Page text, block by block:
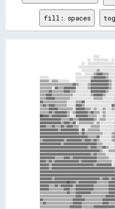
fill: spaces
░░
░░░░░░
▒▒▒▒▒▒░░▒▒▒▒░░░░░░░░